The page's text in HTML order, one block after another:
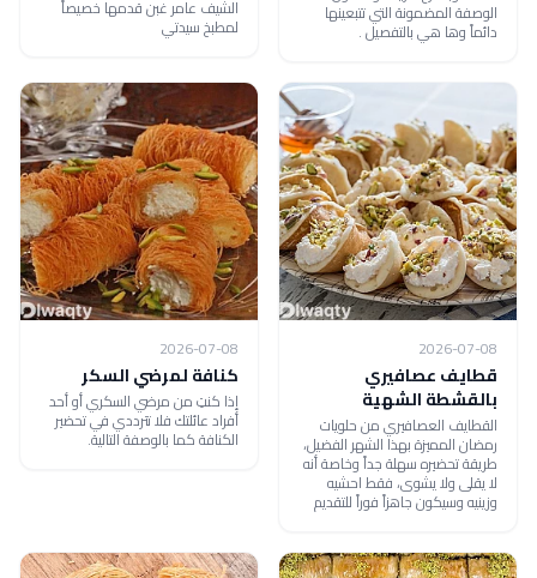
الوصفة المضمونة التي تتبعينها
دائماً وها هي بالتفصيل .
الشيف عامر غبن قدمها خصيصاً
لمطبخ سيدتي
2026-07-08
قطايف عصافيري
بالقشطة الشهية
القطايف العصافيري من حلويات
رمضان المميزة بهذا الشهر الفضيل،
طريقة تحضيره سهلة جداً وخاصة أنه
لا يقلى ولا يشوى، فقط احشيه
وزينيه وسيكون جاهزاً فوراً للتقديم
2026-07-08
كنافة لمرضي السكر
إذا كنتِ من مرضي السكري أو أحد
أفراد عائلتك فلا تترددي في تحضير
الكنافة كما بالوصفة التالية.